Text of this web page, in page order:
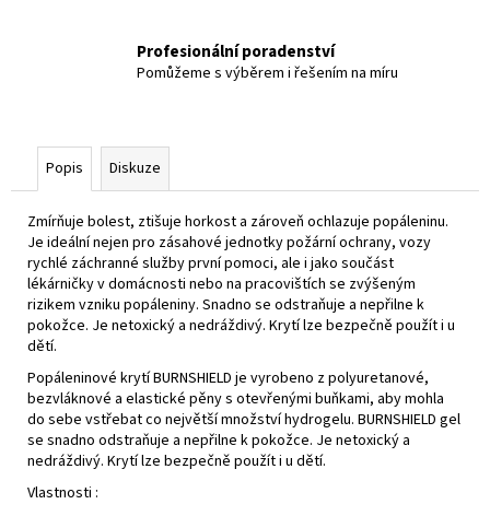
Profesionální poradenství
Pomůžeme s výběrem i řešením na míru
Popis Diskuze
Zmírňuje bolest, ztišuje horkost a zároveň ochlazuje popáleninu.
Je ideální nejen pro zásahové jednotky požární ochrany, vozy
rychlé záchranné služby první pomoci, ale i jako součást
lékárničky v domácnosti nebo na pracovištích se zvýšeným
rizikem vzniku popáleniny. Snadno se odstraňuje a nepřilne k
pokožce. Je netoxický a nedráždivý. Krytí lze bezpečně použít i u
dětí.
Popáleninové krytí BURNSHIELD je vyrobeno z polyuretanové,
bezvláknové a elastické pěny s otevřenými buňkami, aby mohla
do sebe vstřebat co největší množství hydrogelu. BURNSHIELD gel
se snadno odstraňuje a nepřilne k pokožce. Je netoxický a
nedráždivý. Krytí lze bezpečně použít i u dětí.
Vlastnosti :